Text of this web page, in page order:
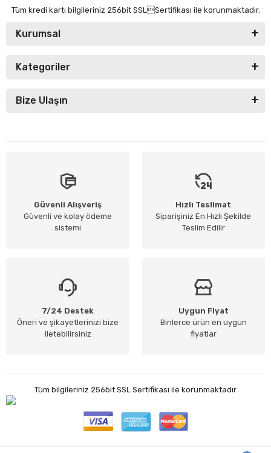
Tüm kredi kartı bilgileriniz 256bit SSLSertifikası ile korunmaktadır.
Kurumsal
Kategoriler
Bize Ulaşın
Güvenli Alışveriş
Güvenli ve kolay ödeme
sistemi
Hızlı Teslimat
Siparişiniz En Hızlı Şekilde
Teslim Edilir
7/24 Destek
Öneri ve şikayetlerinizi bize
iletebilirsiniz
Uygun Fiyat
Binlerce ürün en uygun
fiyatlar
Tüm bilgileriniz 256bit SSL Sertifikası ile korunmaktadır